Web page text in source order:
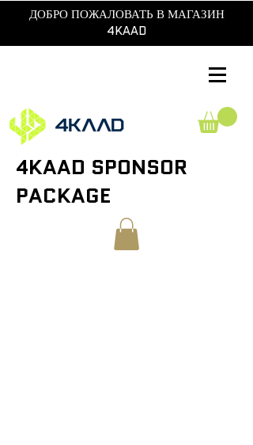
ДОБРО ПОЖАЛОВАТЬ В МАГАЗИН
4KAAD
4KAAD SPONSOR
PACKAGE